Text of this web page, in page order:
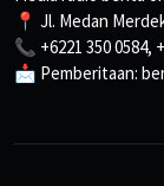
📍 Jl. Medan
📞 +6221 350 0584,
📩 Pemberitaan: